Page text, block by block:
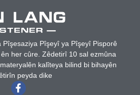
Pîşesaziya Pîşeyî ya Pîşeyî Pisporê
her cûre. Zêdetirî 10 sal ezmûna
kalîteya bilind bi bihayên
peyda dike.